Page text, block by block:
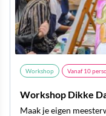
Workshop Vanaf10
Workshop Dikke
Maak je eigen